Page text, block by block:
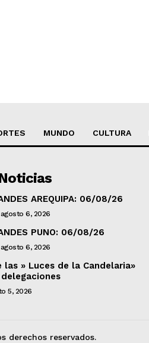
MUNDO CULTURA
AREQUIPA: 06/08/26
agosto 6, 2026
PUNO: 06/08/26
agosto 6, 2026
las » Luces de la Candelaria»
5, 2026
derechos reservados.